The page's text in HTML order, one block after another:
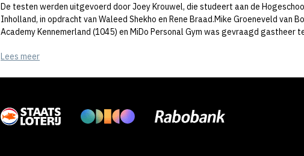
De testen werden uitgevoerd door Joey Krouwel, die studeert aan de
Inholland, in opdracht van Waleed Shekho en Rene Braad.Mike Groeneveld van
Academy Kennemerland (1045) en MiDo Personal Gym was gevraagd gastheer
Lees meer